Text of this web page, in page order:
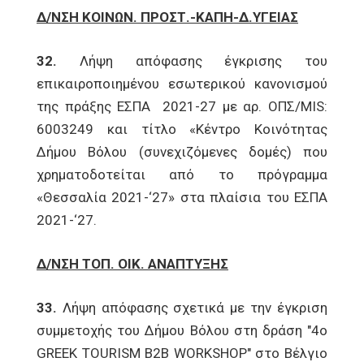
Δ/ΝΣΗ ΚΟΙΝΩΝ. ΠΡΟΣΤ.-ΚΑΠΗ-Δ.ΥΓΕΙΑΣ
32. Λήψη απόφασης έγκρισης του
επικαιροποιημένου εσωτερικού κανονισμού
της πράξης ΕΣΠΑ 2021-27 με αρ. ΟΠΣ/MIS:
6003249 και τίτλο «Κέντρο Κοινότητας
Δήμου Βόλου (συνεχιζόμενες δομές) που
χρηματοδοτείται από το πρόγραμμα
«Θεσσαλία 2021-‘27» στα πλαίσια του ΕΣΠΑ
2021-‘27.
Δ/ΝΣΗ ΤΟΠ. ΟΙΚ. ΑΝΑΠΤΥΞΗΣ
33. Λήψη απόφασης σχετικά με την έγκριση
συμμετοχής του Δήμου Βόλου στη δράση "4o
GREEK TOURISM B2B WORKSHOP" στο Βέλγιο